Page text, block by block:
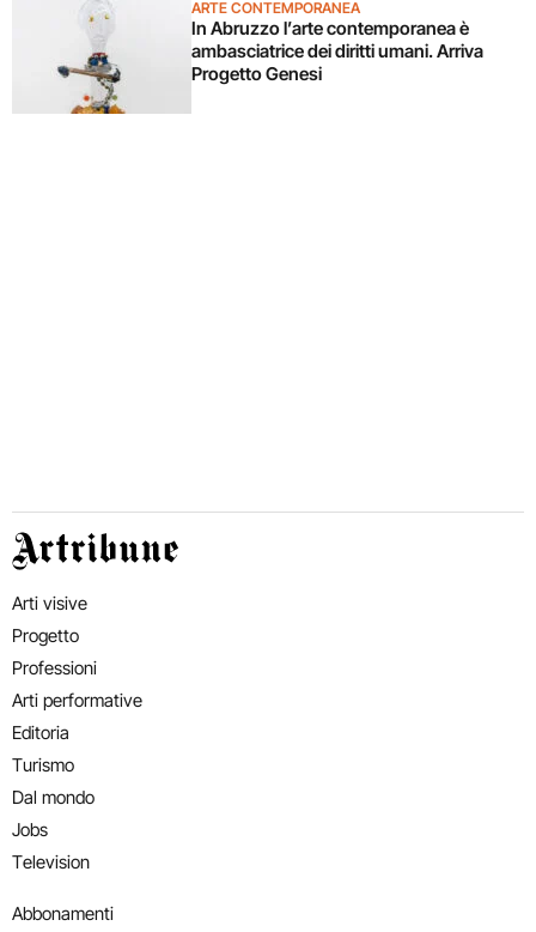
ARTE CONTEMPORANEA
In Abruzzo l’arte contemporanea è
ambasciatrice dei diritti umani. Arriva
Progetto Genesi
Artribune
Arti visive
Progetto
Professioni
Arti performative
Editoria
Turismo
Dal mondo
Jobs
Television
Abbonamenti